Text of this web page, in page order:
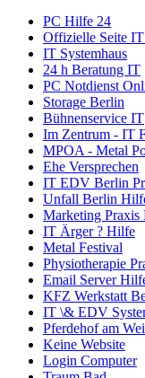
PC Hilfe 24
Offizielle Seite
IT Systemhaus
24 h Beratung IT
PC Notdienst
Storage Berlin
Bühnenservice IT
Im Zentrum - IT
MPOA - Metal
Ehe Versprechen
IT EDV Berlin
Unfall Berlin
Marketing Praxis
IT Ärger ? Hilfe
Metal Festival
Physiotherapie
Email Server
KFZ Werkstatt
IT \& EDV
Pferdehof am
Keine Website
Login Computer